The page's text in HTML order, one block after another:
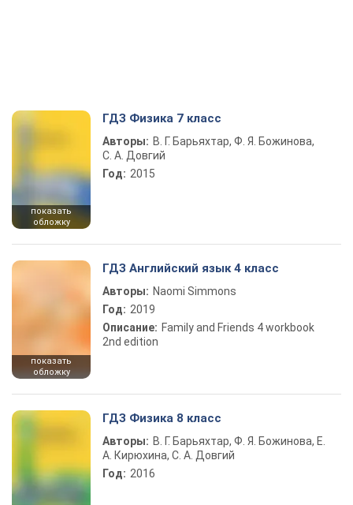
показать
обложку
ГДЗ Физика 7 класс
Авторы: В. Г. Барьяхтар, Ф. Я. Божинова,
С. А. Довгий
Год: 2015
показать
обложку
ГДЗ Английский язык 4 класс
Авторы: Naomi Simmons
Год: 2019
Описание: Family and Friends 4 workbook
2nd edition
ГДЗ Физика 8 класс
Авторы: В. Г. Барьяхтар, Ф. Я. Божинова, Е.
А. Кирюхина, С. А. Довгий
Год: 2016